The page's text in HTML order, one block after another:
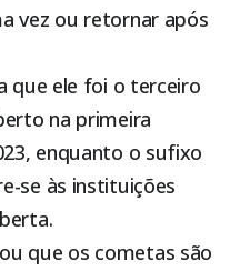
vez ou retornar após
que ele foi o terceiro
na primeira
enquanto o sufixo
se às instituições
que os cometas são